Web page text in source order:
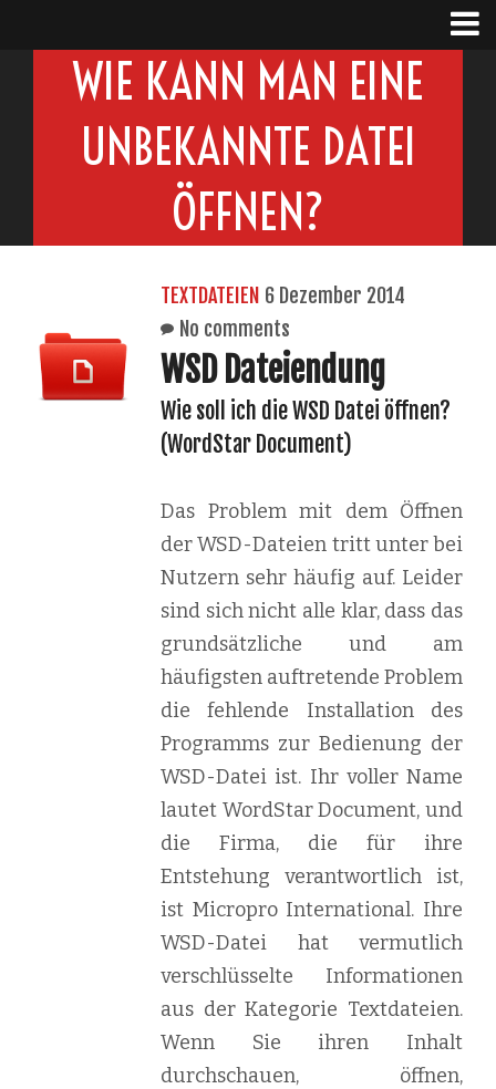
WIE KANN MAN EINE
UNBEKANNTE DATEI
ÖFFNEN?
TEXTDATEIEN 6 Dezember 2014
No comments
WSD Dateiendung
Wie soll ich die WSD Datei öffnen?
(WordStar Document)
Das Problem mit dem Öffnen
der WSD-Dateien tritt unter bei
Nutzern sehr häufig auf. Leider
sind sich nicht alle klar, dass das
grundsätzliche und am
häufigsten auftretende Problem
die fehlende Installation des
Programms zur Bedienung der
WSD-Datei ist. Ihr voller Name
lautet WordStar Document, und
die Firma, die für ihre
Entstehung verantwortlich ist,
ist Micropro International. Ihre
WSD-Datei hat vermutlich
verschlüsselte Informationen
aus der Kategorie Textdateien.
Wenn Sie ihren Inhalt
durchschauen, öffnen,